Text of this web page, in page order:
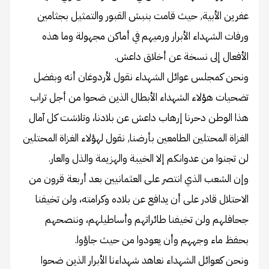
عفرين الأبية, حيث قامت بنبش القبور والتمثيل بجثامين
ورفات الشهداء الأبرار ورميهم في أماكن مجهولة وما هذه
الأفعال إلى نسخة عن أخلاق داعش.
ونحن كمجلس عوائل الشهداء نقول لأردوغان أنه وبفضل
تضحيات هؤلاء الشهداء الأبطال الذين ضحوا من أجل تراب
هذا الوطن دحرنا إرهاب داعش عن بلادنا، وتلاشت كل آمال
الغزاة المحتلين الطامعين بأرضنا, نقول لهؤلاء الغزاة المحتلين
لن تجنوا من عدوانكم إلا الخيبة والهزيمة والذل والعار.
وإن الشعب الذي انتصر على العثمانيين بعد أربعة قرون من
الاحتلال قادر على أن يدافع عن بلاده وكرامته، ولن تخيفنا
جحافلهم ولن تخيفنا طائراتهم وأساطيلهم، وننصحهم
بحفظ ماء وجههم وأن يعودوا من حيث جاؤوا.
ونحن كعوائل الشهداء نعاهد شهداءنا الأبرار الذين ضحوا